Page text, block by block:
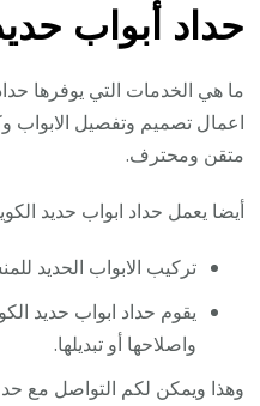
حداد أبواب
ما هي الخدمات التي يوفرها
اعمال تصميم وتفصيل الابواب
متقن ومحترف.
أيضا يعمل حداد ابواب حديد
تركيب الابواب الحديد
يقوم حداد ابواب حديد
واصلاحها أو تبديلها.
وهذا ويمكن لكم التواصل مع